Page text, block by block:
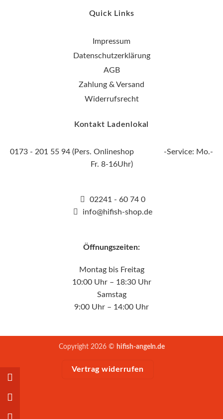
Quick Links
Impressum
Datenschutzerklärung
AGB
Zahlung & Versand
Widerrufsrecht
Kontakt Ladenlokal
0173 - 201 55 94 (Pers. Onlineshop -Service: Mo.-
Fr. 8-16Uhr)
02241 - 60 74 0
info@hifish-shop.de
Öffnungszeiten:
Montag bis Freitag
10:00 Uhr – 18:30 Uhr
Samstag
9:00 Uhr – 14:00 Uhr
Copyright 2026 © hifish-angeln.de
Vertrag widerrufen